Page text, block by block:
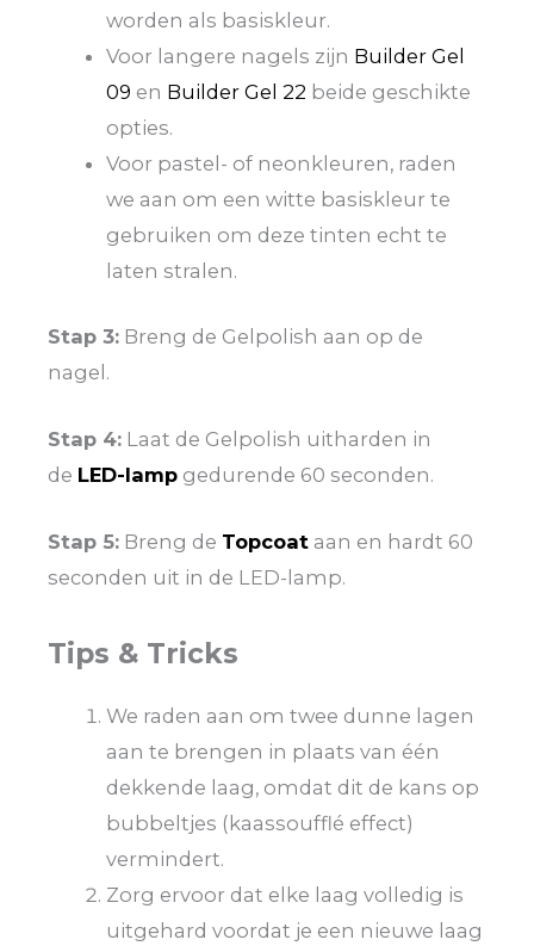
worden als basiskleur.
Voor langere nagels zijn Builder Gel
09 en Builder Gel 22 beide geschikte
opties.
Voor pastel- of neonkleuren, raden
we aan om een witte basiskleur te
gebruiken om deze tinten echt te
laten stralen.
Stap 3: Breng de Gelpolish aan op de
nagel.
Stap 4: Laat de Gelpolish uitharden in
de LED-lamp gedurende 60 seconden.
Stap 5: Breng de Topcoat aan en hardt 60
seconden uit in de LED-lamp.
Tips & Tricks
We raden aan om twee dunne lagen
aan te brengen in plaats van één
dekkende laag, omdat dit de kans op
bubbeltjes (kaassoufflé effect)
vermindert.
Zorg ervoor dat elke laag volledig is
uitgehard voordat je een nieuwe laag